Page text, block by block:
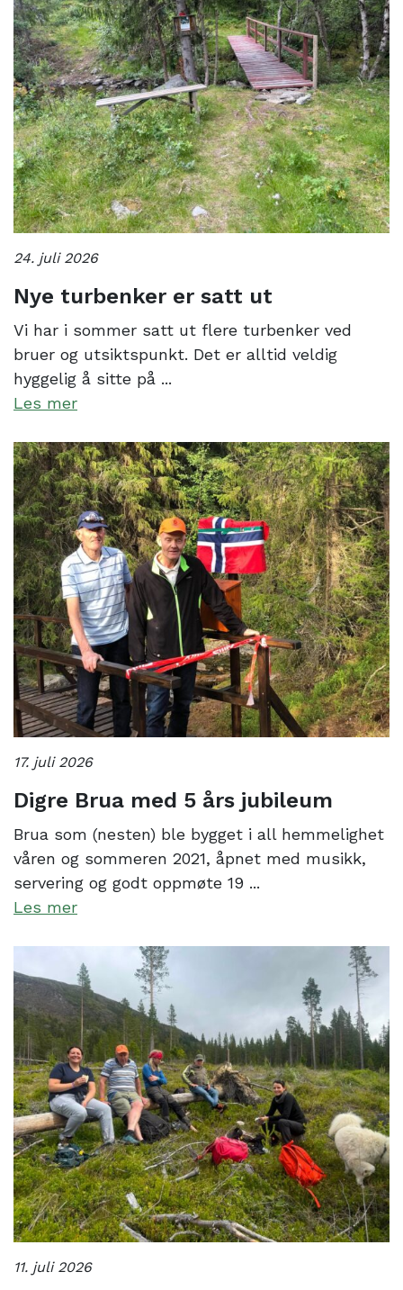
24. juli 2026
Nye turbenker er satt ut
Vi har i sommer satt ut flere turbenker ved
bruer og utsiktspunkt. Det er alltid veldig
hyggelig å sitte på ...
Les mer
17. juli 2026
Digre Brua med 5 års jubileum
Brua som (nesten) ble bygget i all hemmelighet
våren og sommeren 2021, åpnet med musikk,
servering og godt oppmøte 19 ...
Les mer
11. juli 2026